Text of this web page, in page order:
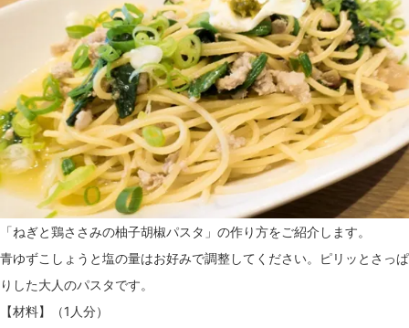
「ねぎと鶏ささみの柚子胡椒パスタ」の作り方をご紹介します。
青ゆずこしょうと塩の量はお好みで調整してください。ピリッとさっぱ
りした大人のパスタです。
【材料】（1人分）